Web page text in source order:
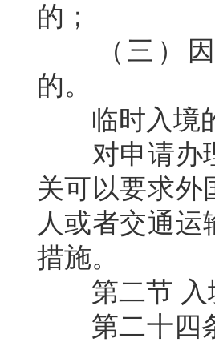
的；
（三）
的。
临时入境
对申请办
关可以要求外
人或者交通
措施。
第二节
第二十四